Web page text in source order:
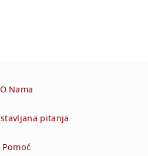
O Nama
pitanja
Pomoć